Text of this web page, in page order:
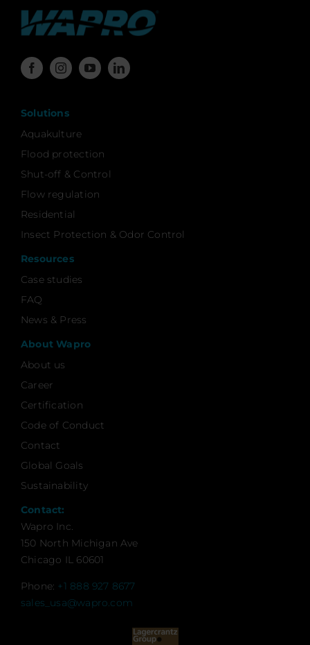
Contact:
Wapro Inc.
150 North Michigan Ave
Chicago IL 60601
Phone: +1 888 927 8677
sales_usa@wapro.com
Solutions
Aquakulture
Flood protection
Shut-off & Control
Flow regulation
Residential
Insect Protection & Odor Control
Resources
Case studies
FAQ
News & Press
About Wapro
About us
Career
Certification
Code of Conduct
Contact
Global Goals
Sustainability